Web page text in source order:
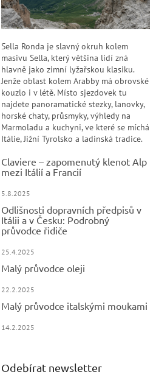
Sella Ronda je slavný okruh kolem
masivu Sella, který většina lidí zná
hlavně jako zimní lyžařskou klasiku.
Jenže oblast kolem Arabby má obrovské
kouzlo i v létě. Místo sjezdovek tu
najdete panoramatické stezky, lanovky,
horské chaty, průsmyky, výhledy na
Marmoladu a kuchyni, ve které se míchá
Itálie, Jižní Tyrolsko a ladinská tradice.
Claviere – zapomenutý klenot Alp
mezi Itálií a Francií
5.8.2025
Odlišnosti dopravních předpisů v
Itálii a v Česku: Podrobný
průvodce řidiče
25.4.2025
Malý průvodce oleji
22.2.2025
Malý průvodce italskými moukami
14.2.2025
Odebírat newsletter